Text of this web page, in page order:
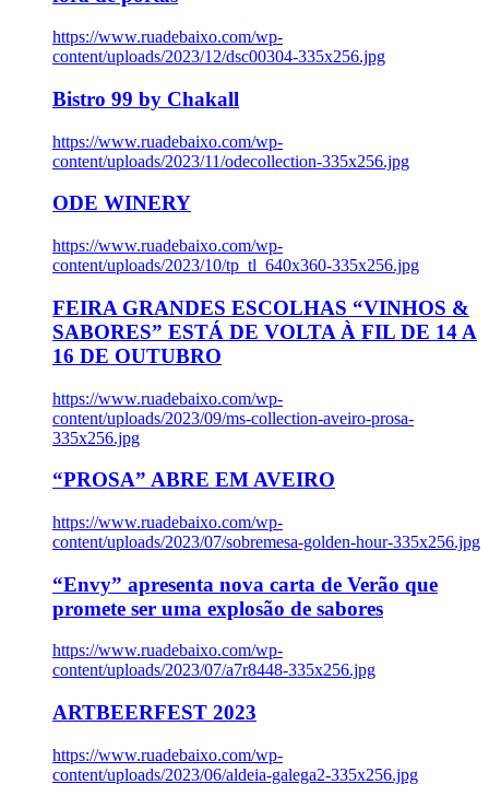
https://www.ruadebaixo.com/wp-
content/uploads/2023/12/dsc00304-335x256.jpg
Bistro 99 by Chakall
https://www.ruadebaixo.com/wp-
content/uploads/2023/11/odecollection-335x256.jpg
ODE WINERY
https://www.ruadebaixo.com/wp-
content/uploads/2023/10/tp_tl_640x360-335x256.jpg
FEIRA GRANDES ESCOLHAS “VINHOS &
SABORES” ESTÁ DE VOLTA À FIL DE 14 A
16 DE OUTUBRO
https://www.ruadebaixo.com/wp-
content/uploads/2023/09/ms-collection-aveiro-prosa-
335x256.jpg
“PROSA” ABRE EM AVEIRO
https://www.ruadebaixo.com/wp-
content/uploads/2023/07/sobremesa-golden-hour-335x256.jpg
“Envy” apresenta nova carta de Verão que
promete ser uma explosão de sabores
https://www.ruadebaixo.com/wp-
content/uploads/2023/07/a7r8448-335x256.jpg
ARTBEERFEST 2023
https://www.ruadebaixo.com/wp-
content/uploads/2023/06/aldeia-galega2-335x256.jpg